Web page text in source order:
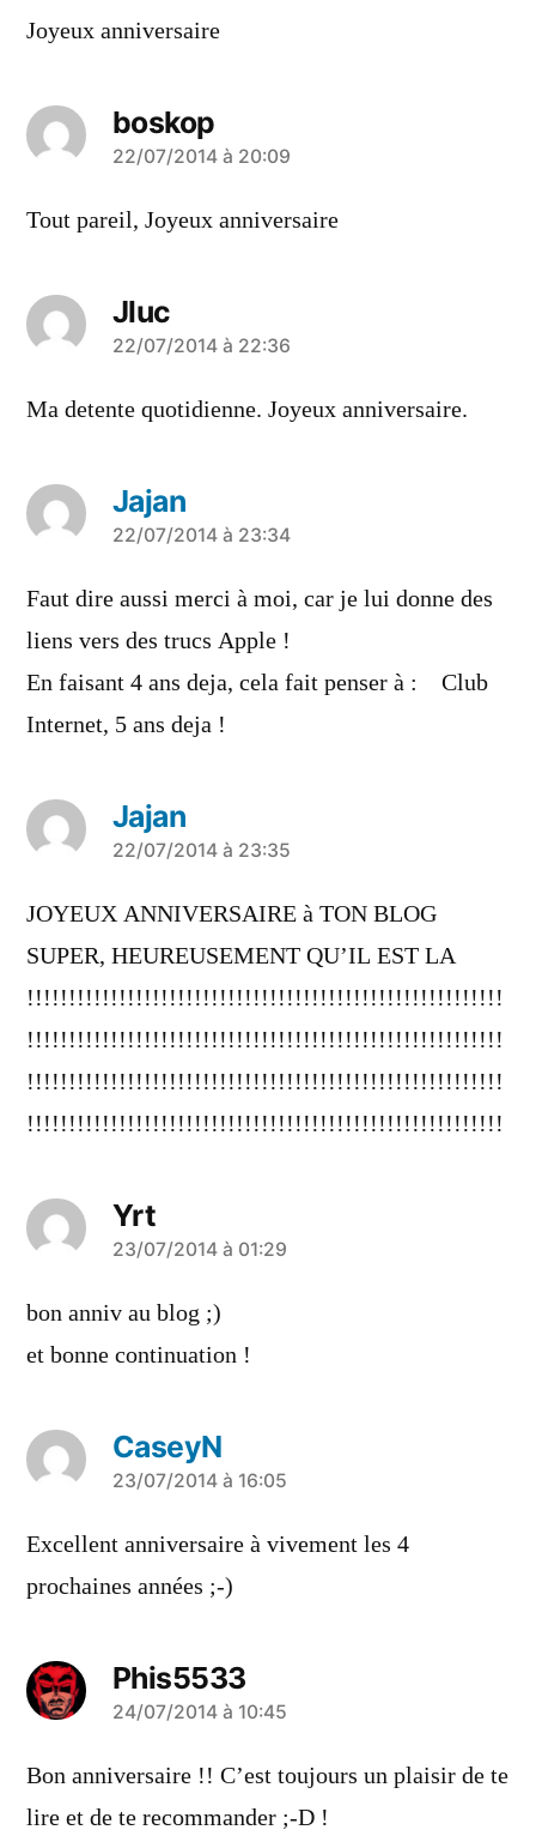
dit :
Joyeux anniversaire
boskop
a
dit :
22/07/2014 à 20:09
Tout pareil, Joyeux anniversaire
Jluc
a
dit :
22/07/2014 à 22:36
Ma detente quotidienne. Joyeux anniversaire.
Jajan
a
22/07/2014 à 23:34
Faut dire aussi merci à moi, car je lui donne des
liens vers des trucs Apple !
En faisant 4 ans deja, cela fait penser à : Club
Internet, 5 ans deja !
Jajan
a
dit :
22/07/2014 à 23:35
JOYEUX ANNIVERSAIRE à TON BLOG
SUPER, HEUREUSEMENT QU’IL EST LA
!!!!!!!!!!!!!!!!!!!!!!!!!!!!!!!!!!!!!!!!!!!!!!!!!!!!!!!!!
!!!!!!!!!!!!!!!!!!!!!!!!!!!!!!!!!!!!!!!!!!!!!!!!!!!!!!!!!
!!!!!!!!!!!!!!!!!!!!!!!!!!!!!!!!!!!!!!!!!!!!!!!!!!!!!!!!!
!!!!!!!!!!!!!!!!!!!!!!!!!!!!!!!!!!!!!!!!!!!!!!!!!!!!!!!!!
Yrt
a
23/07/2014 à 01:29
bon anniv au blog ;)
et bonne continuation !
CaseyN
a
dit :
23/07/2014 à 16:05
Excellent anniversaire à vivement les 4
prochaines années ;-)
Phis5533
a
dit :
24/07/2014 à 10:45
Bon anniversaire !! C’est toujours un plaisir de te
lire et de te recommander ;-D !